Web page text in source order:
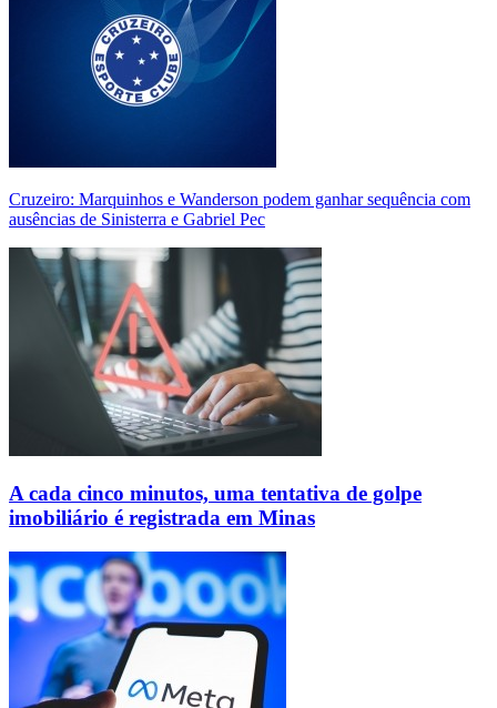
Cruzeiro: Marquinhos e Wanderson podem ganhar sequência com
ausências de Sinisterra e Gabriel Pec
A cada cinco minutos, uma tentativa de golpe
imobiliário é registrada em Minas